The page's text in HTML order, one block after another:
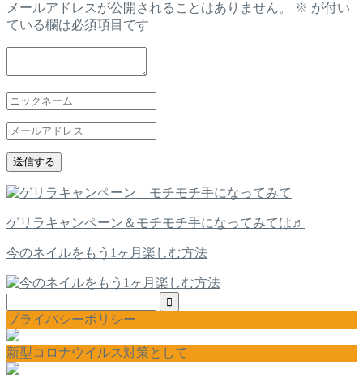
メールアドレスが公開されることはありません。 ※ が付い
ている欄は必須項目です
ゲリラキャンペーン＆モチモチ手になってみては♬
今のネイルをもう1ヶ月楽しむ方法
プライバシーポリシー
新型コロナウイルス対策として